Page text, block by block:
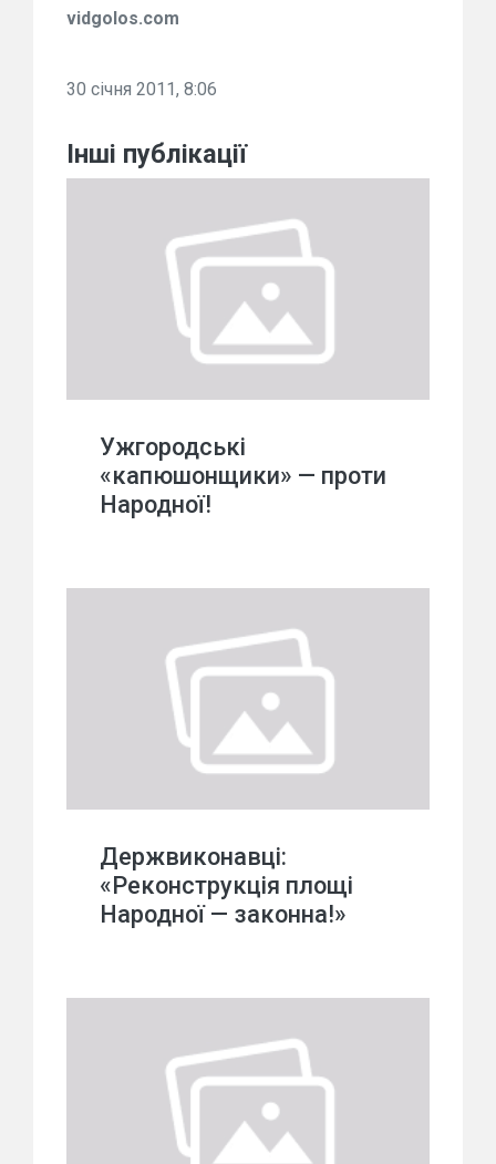
vidgolos.com
30 січня 2011, 8:06
Інші публікації
Ужгородські
«капюшонщики» — проти
Народної!
Держвиконавці:
«Реконструкція площі
Народної — законна!»